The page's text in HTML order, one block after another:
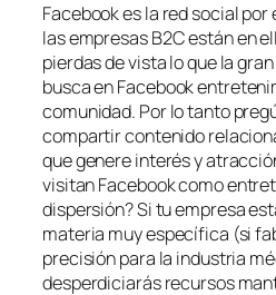
Facebook es la red social
las empresas B2C están en
pierdas de vista lo que la
busca en Facebook
comunidad. Por lo tanto
compartir contenido
que genere interés y
visitan Facebook como
dispersión? Si tu empresa
materia muy específica (si
precisión para la industria
desperdiciarás recursos